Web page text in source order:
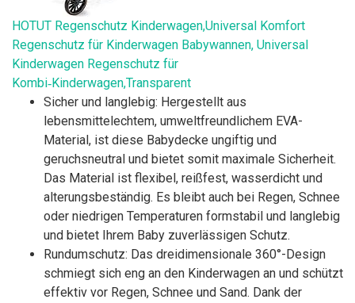
HOTUT Regenschutz Kinderwagen,Universal Komfort
Regenschutz für Kinderwagen Babywannen, Universal
Kinderwagen Regenschutz für
Kombi‑Kinderwagen,Transparent
Sicher und langlebig: Hergestellt aus
lebensmittelechtem, umweltfreundlichem EVA-
Material, ist diese Babydecke ungiftig und
geruchsneutral und bietet somit maximale Sicherheit.
Das Material ist flexibel, reißfest, wasserdicht und
alterungsbeständig. Es bleibt auch bei Regen, Schnee
oder niedrigen Temperaturen formstabil und langlebig
und bietet Ihrem Baby zuverlässigen Schutz.
Rundumschutz: Das dreidimensionale 360°-Design
schmiegt sich eng an den Kinderwagen an und schützt
effektiv vor Regen, Schnee und Sand. Dank der